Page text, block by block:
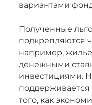
вариантами
Полученные
подкрепляются
например,
денежными
инвестициями.
того, как